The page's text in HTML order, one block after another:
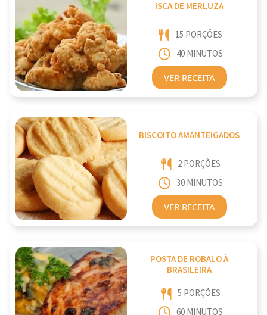
ISCA DE MERLUZA
15 PORÇÕES
40 MINUTOS
VER RECEITA
BISCOITO AMANTEIGADOS
2 PORÇÕES
30 MINUTOS
VER RECEITA
POSTA DE ROBALO À
BRASILEIRA
5 PORÇÕES
60 MINUTOS